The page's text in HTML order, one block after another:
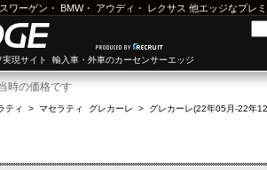
ワーゲン ・ BMW・ アウディ ・ レクサス 他エッジなプレ
現サイト 輸入車・外車のカーセンサーエッジ
時の価格です
ティ > マセラティ グレカーレ > グレカーレ(22年05月-22年